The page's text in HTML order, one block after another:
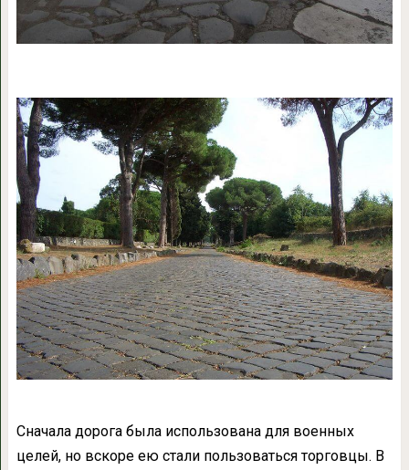
Сначала дорога была использована для военных
целей, но вскоре ею стали пользоваться торговцы. В